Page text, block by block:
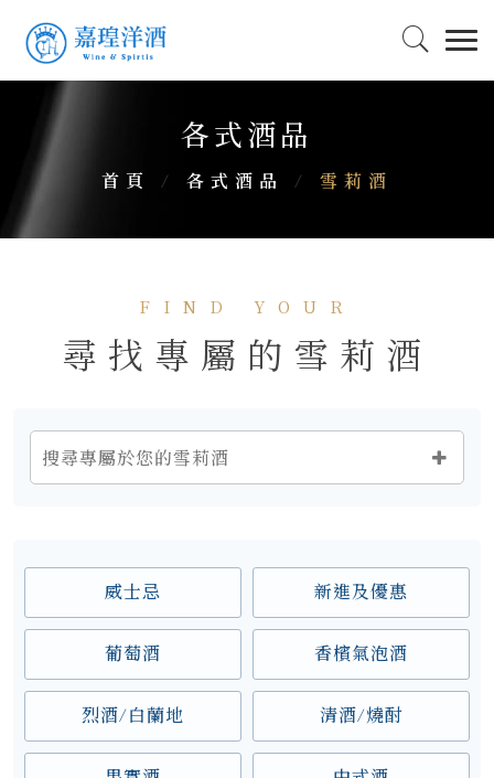
各式酒品
首頁 / 各式酒品 / 雪莉酒
FIND YOUR
尋找專屬的雪莉酒
威士忌 新進及優惠
葡萄酒 香檳氣泡酒
烈酒/白蘭地 清酒/燒酎
搜尋專屬於您的雪莉酒